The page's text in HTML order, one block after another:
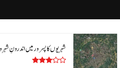
شہریوں کا پسرور میں